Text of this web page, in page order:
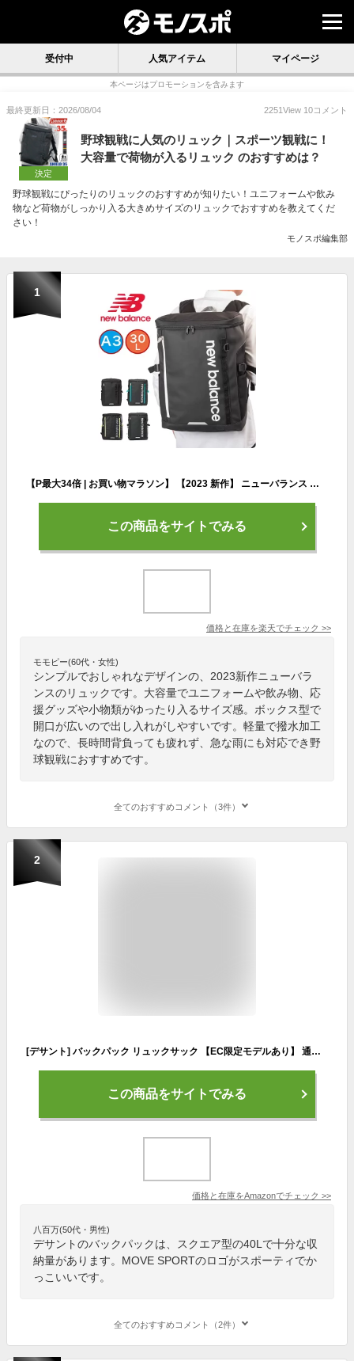
受付中 人気アイテム マイページ
本ページはプロモーションを含みます
最終更新日：2026/08/04 2251View 10コメント
決定
野球観戦に人気のリュック｜スポーツ観戦に！
大容量で荷物が入るリュック のおすすめは？
野球観戦にぴったりのリュックのおすすめが知りたい！ユニフォームや飲み
物など荷物がしっかり入る大きめサイズのリュックでおすすめを教えてくだ
さい！
モノスポ編集部
1
【P最大34倍 | お買い物マラソン】 【2023 新作】 ニューバランス リュック 通学 new balance 30L A3 ボックス型 リュックサック 男子 女子 中学生 高校生 女子高生 メンズ レディース ボックスリュック スポーツリュック 通学リュック 大容量 LAB35717
この商品をサイトでみる
価格と在庫を楽天でチェック >>
モモピー(60代・女性)
シンプルでおしゃれなデザインの、2023新作ニューバラ
ンスのリュックです。大容量でユニフォームや飲み物、応
援グッズや小物類がゆったり入るサイズ感。ボックス型で
開口が広いので出し入れがしやすいです。軽量で撥水加工
なので、長時間背負っても疲れず、急な雨にも対応でき野
球観戦におすすめです。
全てのおすすめコメント（3件）
2
[デサント] バックパック リュックサック 【EC限定モデルあり】 通学 部活 ビジネス 40L PCポケット 抗菌消臭 再起反射 MOVESPORT BKGR2
この商品をサイトでみる
価格と在庫をAmazonでチェック >>
八百万(50代・男性)
デサントのバックパックは、スクエア型の40Lで十分な収
納量があります。MOVE SPORTのロゴがスポーティでか
っこいいです。
全てのおすすめコメント（2件）